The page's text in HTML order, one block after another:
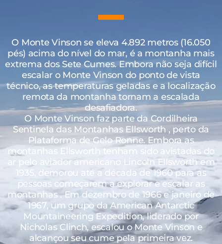
O Monte Vinson se eleva 4.892 metros (16.050
pés) acima do nível do mar, é a montanha mais
extrema dos Sete Cumes. Embora não seja difícil
escalar o Monte Vinson do ponto de vista
técnico, as temperaturas geladas e a localização
remota da montanha tornam a escalada
desafiadora.
O Monte Vinson faz parte da Cordilheira
Sentinela das Montanhas Ellsworth , perto da
Plataforma de Gelo Ronne. Embora as
montanhas Ellsworth tenham sido avistadas do
ar pelo aviador americano Lincoln Ellsworth em
1935, demorou até a década de 1960 para as
pessoas começarem a explorar e escalar as
montanhas . Em dezembro de 1966 e janeiro de
1967, um grupo da American Antarctic
Mountaineering Expedition, liderado por
Nicholas Clinch, escalou o Monte Vinson e
alcançou seu cume pela primeira vez.